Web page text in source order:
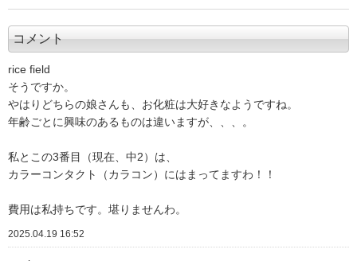
コメント
rice field
そうですか。
やはりどちらの娘さんも、お化粧は大好きなようですね。
年齢ごとに興味のあるものは違いますが、、、。
私とこの3番目（現在、中2）は、
カラーコンタクト（カラコン）にはまってますわ！！
費用は私持ちです。堪りませんわ。
2025.04.19 16:52